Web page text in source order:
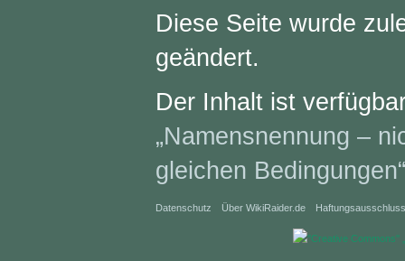
Diese Seite wurde
geändert.
Der Inhalt ist
„Namensnennung –
gleichen Bedingungen“
Datenschutz Über WikiRaider.de